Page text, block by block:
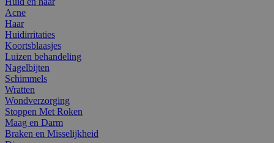
Acne
Haar
Huidirritaties
Koortsblaasjes
Luizen behandeling
Nagelbijten
Schimmels
Wratten
Wondverzorging
Stoppen Met Roken
Maag en Darm
Braken en Misselijkheid